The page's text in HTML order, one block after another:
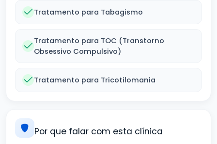
Tratamento para Tabagismo
Tratamento para TOC (Transtorno
Obsessivo Compulsivo)
Tratamento para Tricotilomania
Por que falar com esta clínica